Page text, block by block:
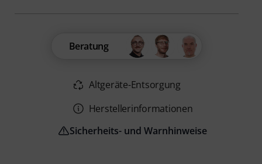
Beratung
Altgeräte-Entsorgung
Herstellerinformationen
Sicherheits- und Warnhinweise